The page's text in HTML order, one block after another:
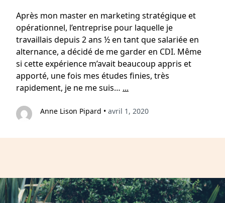
Après mon master en marketing stratégique et
opérationnel, l’entreprise pour laquelle je
travaillais depuis 2 ans ½ en tant que salariée en
alternance, a décidé de me garder en CDI. Même
si cette expérience m’avait beaucoup appris et
apporté, une fois mes études finies, très
rapidement, je ne me suis… ...
Anne Lison Pipard • avril 1, 2020